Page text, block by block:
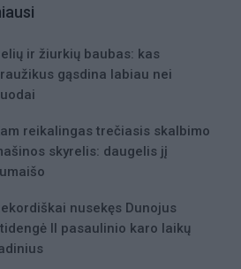
ir žiurkių baubas: kas
gąsdina labiau nei
reikalingas trečiasis skalbimo
skyrelis: daugelis jį
nusekęs Dunojus
II pasaulinio karo laikų